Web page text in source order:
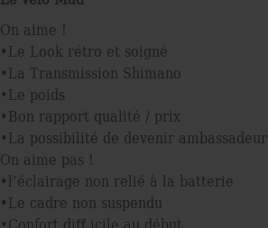
On aime !
•Le Look rétro et soigné
•La Transmission Shimano
•Le poids
•Bon rapport qualité / prix
•La possibilité de devenir ambassadeur
On aime pas !
•l’éclairage non relié à la batterie
•Le cadre non suspendu